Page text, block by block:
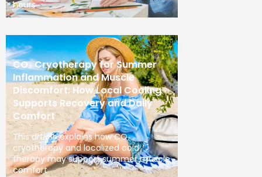
hours
CO₂ Cryotherapy for Summer
Inflammation and Muscle
Discomfort: How Local Cooling
Supports Recovery and Daily
Comfort
This article explains how CO₂
cryotherapy and localized cold
therapy may support summer muscle
comfort